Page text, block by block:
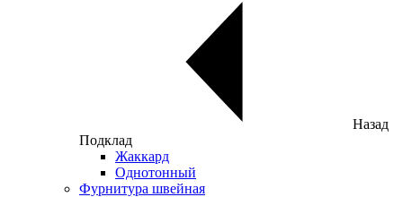
Назад
Подклад
Жаккард
Однотонный
Фурнитура швейная